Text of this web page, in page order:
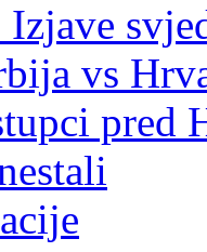
vs
pred